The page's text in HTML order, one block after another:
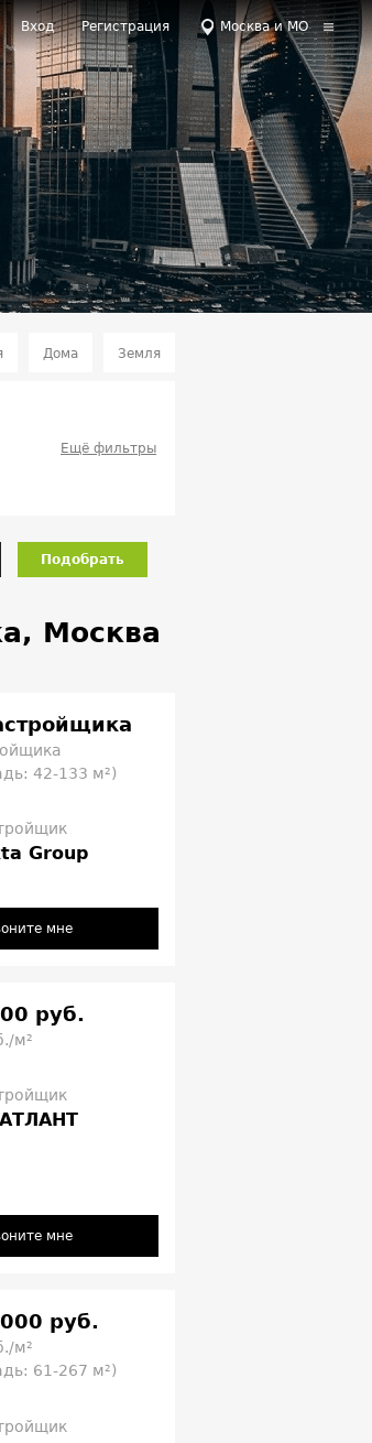
Вход Регистрация Москва и МО
Дома Земля
Ещё фильтры
Подобрать
Москва
42-133 м²)
Group
мне
руб.
м²
мне
руб.
м²
61-267 м²)